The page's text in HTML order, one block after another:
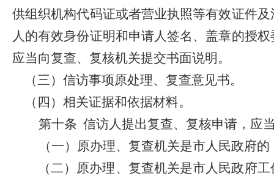
供组织机构代码证或者营业执照等有效证件
人的有效身份证明和申请人签名、盖章的授
应当向复查、复核机关提交书面说明。
（三）信访事项原处理、复查意见书。
（四）相关证据和依据材料。
第十条 信访人提出复查、复核申请，应
（一）原办理、复查机关是市人民政府
（二）原办理、复查机关是市人民政府